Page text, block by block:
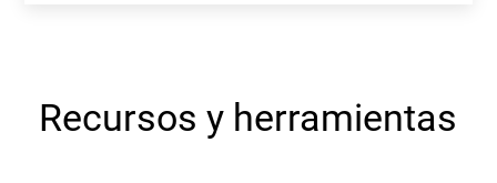
Recursos y herramientas